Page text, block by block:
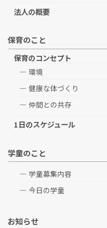
法人の概要
保育のこと
保育のコンセプト
環境
健康な体づくり
仲間との共存
1日のスケジュール
学童のこと
学童募集内容
今日の学童
お知らせ